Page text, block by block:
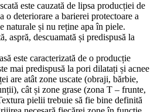
este cauzată de lipsa producției de
o deteriorare a barierei protectoare a
naturale și nu reține apa în piele.
aspră, descuamată și predispusă la
este caracterizată de o producție
mai predispusă la pori dilatați și acnee
are atât zone uscate (obraji, bărbie,
cât și zone grase (zona T – frunte,
pielii trebuie să fie bine definită